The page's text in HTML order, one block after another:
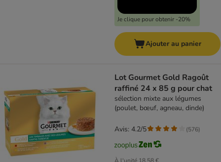
Je clique pour obtenir -20%
Ajouter au panier
Lot Gourmet Gold Ragoût
raffiné 24 x 85 g pour chat
sélection mixte aux légumes
(poulet, bœuf, agneau, dinde)
Avis: 4.2/5 (576)